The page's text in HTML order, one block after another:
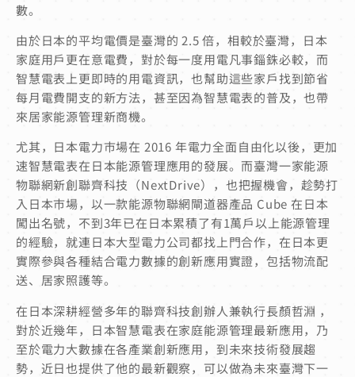
數。
由於日本的平均電價是臺灣的 2.5 倍，相較於臺灣，日本
家庭用戶更在意電費，對於每一度用電凡事錙銖必較，而
智慧電表上更即時的用電資訊，也幫助這些家戶找到節省
每月電費開支的新方法，甚至因為智慧電表的普及，也帶
來居家能源管理新商機。
尤其，日本電力市場在 2016 年電力全面自由化以後，更加
速智慧電表在日本能源管理應用的發展。而臺灣一家能源
物聯網新創聯齊科技（NextDrive），也把握機會，趁勢打
入日本市場，以一款能源物聯網閘道器產品 Cube 在日本
闖出名號，不到3年已在日本累積了有1萬戶以上能源管理
的經驗，就連日本大型電力公司都找上門合作，在日本更
實際參與各種結合電力數據的創新應用實證，包括物流配
送、居家照護等。
在日本深耕經營多年的聯齊科技創辦人兼執行長顏哲淵 ，
對於近幾年，日本智慧電表在家庭能源管理最新應用，乃
至於電力大數據在各產業創新應用，到未來技術發展趨
勢，近日也提供了他的最新觀察，可以做為未來臺灣下一